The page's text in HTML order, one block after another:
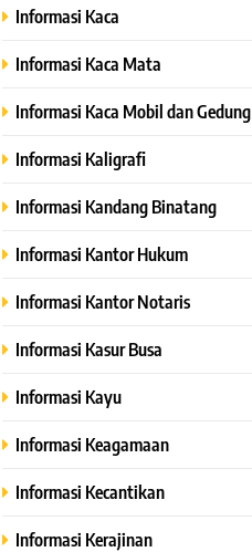
Informasi Kaca
Informasi Kaca Mata
Informasi Kaca Mobil dan Gedung
Informasi Kaligrafi
Informasi Kandang Binatang
Informasi Kantor Hukum
Informasi Kantor Notaris
Informasi Kasur Busa
Informasi Kayu
Informasi Keagamaan
Informasi Kecantikan
Informasi Kerajinan